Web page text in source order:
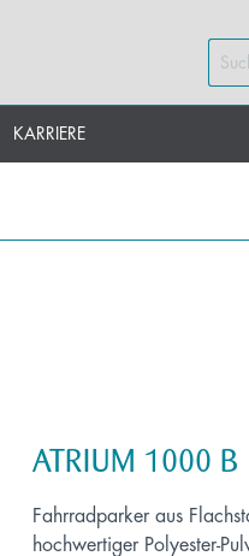
KARRIERE
ATRIUM 1000 B
Fahrradparker aus
hochwertiger Polyester-